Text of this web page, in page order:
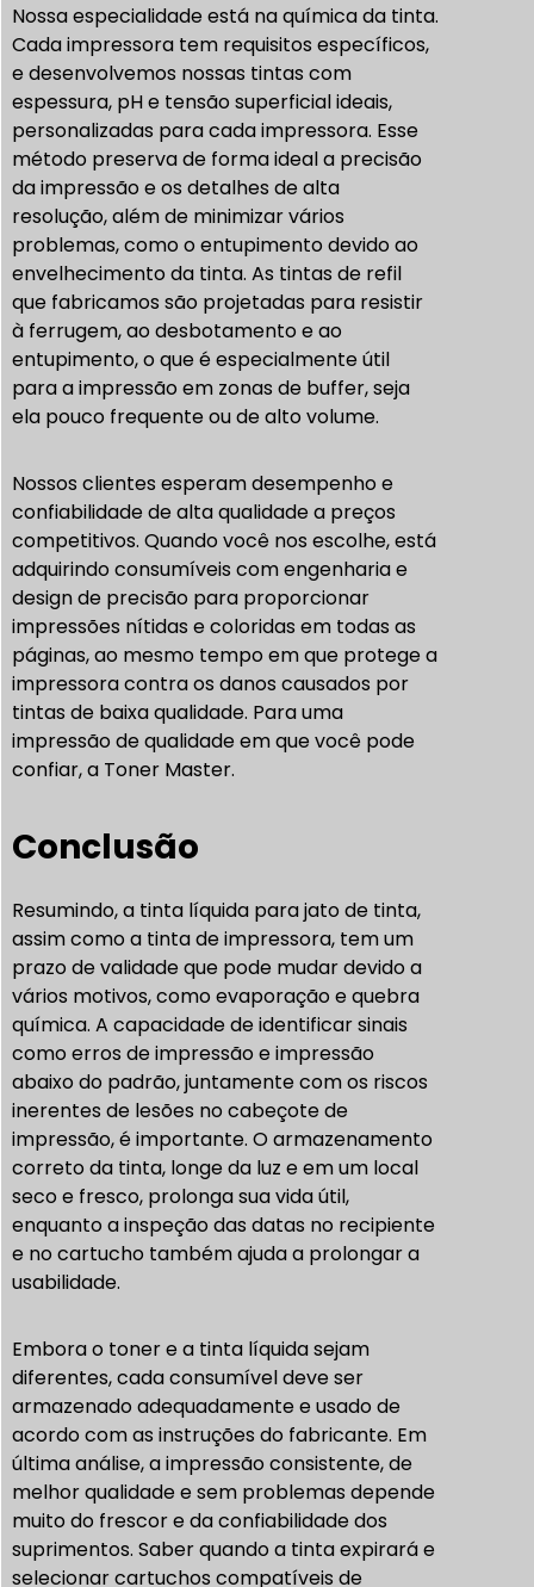
Nossa especialidade está na química da tinta.
Cada impressora tem requisitos específicos,
e desenvolvemos nossas tintas com
espessura, pH e tensão superficial ideais,
personalizadas para cada impressora. Esse
método preserva de forma ideal a precisão
da impressão e os detalhes de alta
resolução, além de minimizar vários
problemas, como o entupimento devido ao
envelhecimento da tinta. As tintas de refil
que fabricamos são projetadas para resistir
à ferrugem, ao desbotamento e ao
entupimento, o que é especialmente útil
para a impressão em zonas de buffer, seja
ela pouco frequente ou de alto volume.
Nossos clientes esperam desempenho e
confiabilidade de alta qualidade a preços
competitivos. Quando você nos escolhe, está
adquirindo consumíveis com engenharia e
design de precisão para proporcionar
impressões nítidas e coloridas em todas as
páginas, ao mesmo tempo em que protege a
impressora contra os danos causados por
tintas de baixa qualidade. Para uma
impressão de qualidade em que você pode
confiar, a Toner Master.
Conclusão
Resumindo, a tinta líquida para jato de tinta,
assim como a tinta de impressora, tem um
prazo de validade que pode mudar devido a
vários motivos, como evaporação e quebra
química. A capacidade de identificar sinais
como erros de impressão e impressão
abaixo do padrão, juntamente com os riscos
inerentes de lesões no cabeçote de
impressão, é importante. O armazenamento
correto da tinta, longe da luz e em um local
seco e fresco, prolonga sua vida útil,
enquanto a inspeção das datas no recipiente
e no cartucho também ajuda a prolongar a
usabilidade.
Embora o toner e a tinta líquida sejam
diferentes, cada consumível deve ser
armazenado adequadamente e usado de
acordo com as instruções do fabricante. Em
última análise, a impressão consistente, de
melhor qualidade e sem problemas depende
muito do frescor e da confiabilidade dos
suprimentos. Saber quando a tinta expirará e
selecionar cartuchos compatíveis de